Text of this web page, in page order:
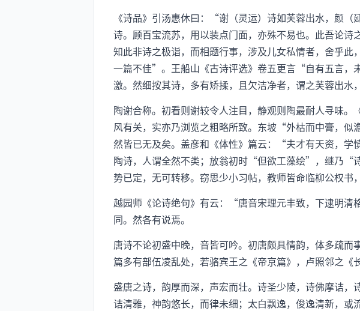
《诗品》引汤惠休曰：“谢（灵运）诗如芙蓉出水，颜
诗。顾百宝流苏，用以装点门面，亦殊不易也。此吾论
知此非诗之极诣，而相题行事，涉及儿女私情者，舍乎
一篇不佳”。王船山《古诗评选》卷五更言“自有五言
激。然细按其诗，多有矫揉，且欠洁净者，谓之芙蓉出水
陶谢合称。初看则谢较令人注目，静观则陶最耐人寻味
风有关，实亦乃浏览之粗略所致。东坡“外枯而中膏，
然皆已无及矣。盖彦和《体性》篇云：“夫才有天资，
陶诗，人谓全然不类；放翁初时“但欲工藻绘”，继乃“
势已定，无可转移。窃思少小习帖，教师皆命临柳公权书
越园师《论诗绝句》有云：“唐音宋理元丰致，下逮明
同。然各有说焉。
唐诗不论初盛中晚，音皆可吟。初唐颇具情韵，体多疏
篇多有部伍凌乱处，若骆宾王之《帝京篇》，卢照邻之《
盛唐之诗，韵厚而深，声宏而壮。诗圣少陵，诗佛摩诘
诘清雅，神韵悠长，而律未细；太白飘逸，俊逸清新，